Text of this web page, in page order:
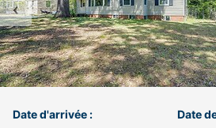
Date d'arrivée : Date